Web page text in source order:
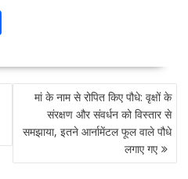
S
ar
मां के नाम से रोपित किए पौधे: वृक्षों के
संरक्षण और संवर्धन को विस्तार से
समझाया, इतने आर्नामेंटल फूल वाले पौधे
लगाए गए